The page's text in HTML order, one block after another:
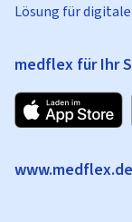
Lösung für
medflex für Ihr